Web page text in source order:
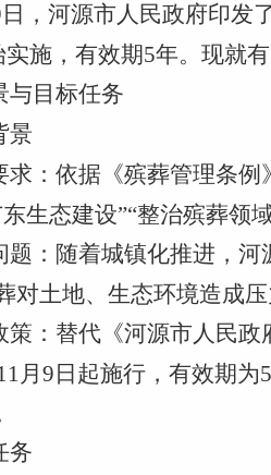
，河源市人民政府印发
施，有效期5年。现就
与目标任务
景
求：依据《殡葬管理条
生态建设”“整治殡葬领
题：随着城镇化推进，
对土地、生态环境造成压
策：替代《河源市人民
月9日起施行，有效期
务